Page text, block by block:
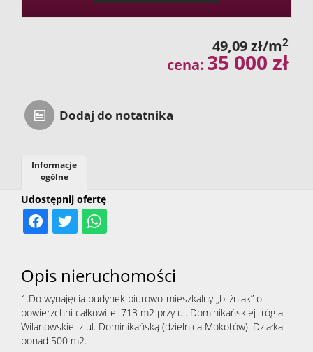
49,09 zł/m2
cena: 35 000 zł
Dodaj do notatnika
Udostępnij ofertę
Informacje
ogólne
Opis nieruchomości
1.Do wynajęcia budynek biurowo-mieszkalny „bliźniak” o
powierzchni całkowitej 713 m2 przy ul. Dominikańskiej róg al.
Wilanowskiej z ul. Dominikańską (dzielnica Mokotów). Działka
ponad 500 m2.